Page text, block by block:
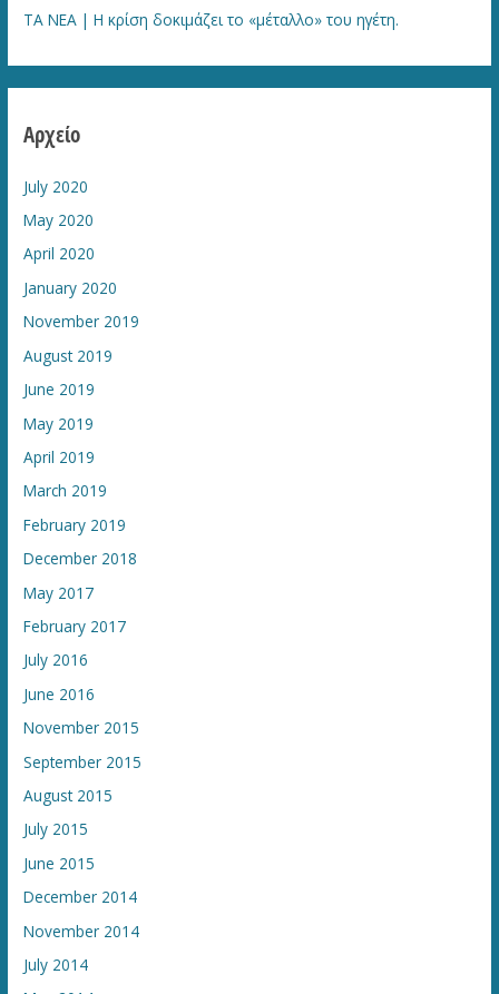
TA NEA | Η κρίση δοκιμάζει το «μέταλλο» του ηγέτη.
Αρχείο
July 2020
May 2020
April 2020
January 2020
November 2019
August 2019
June 2019
May 2019
April 2019
March 2019
February 2019
December 2018
May 2017
February 2017
July 2016
June 2016
November 2015
September 2015
August 2015
July 2015
June 2015
December 2014
November 2014
July 2014